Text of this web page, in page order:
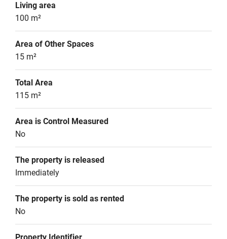
Living area
100 m²
Area of Other Spaces
15 m²
Total Area
115 m²
Area is Control Measured
No
The property is released
Immediately
The property is sold as rented
No